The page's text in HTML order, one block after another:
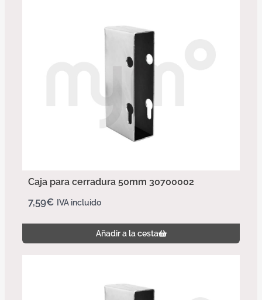
Caja para cerradura 50mm 30700002
7,59€ IVA incluido
Añadir a la cesta